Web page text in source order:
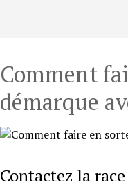
Comment
démarque
Contactez la race